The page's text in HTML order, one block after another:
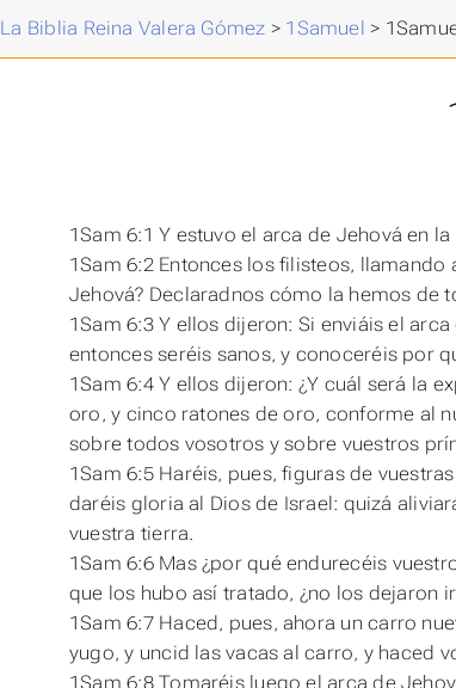
La Biblia Reina Valera Gómez > 1Samuel >
1Sam 6:1 Y estuvo el arca de Jehová en
1Sam 6:2 Entonces los filisteos,
Jehová? Declaradnos cómo la hemos de
1Sam 6:3 Y ellos dijeron: Si enviáis el
entonces seréis sanos, y conoceréis por
1Sam 6:4 Y ellos dijeron: ¿Y cuál será la
oro, y cinco ratones de oro, conforme al
sobre todos vosotros y sobre vuestros
1Sam 6:5 Haréis, pues, figuras de
daréis gloria al Dios de Israel: quizá
vuestra tierra.
1Sam 6:6 Mas ¿por qué endurecéis
que los hubo así tratado, ¿no los dejaron
1Sam 6:7 Haced, pues, ahora un carro
yugo, y uncid las vacas al carro, y haced
1Sam 6:8 Tomaréis luego el arca de